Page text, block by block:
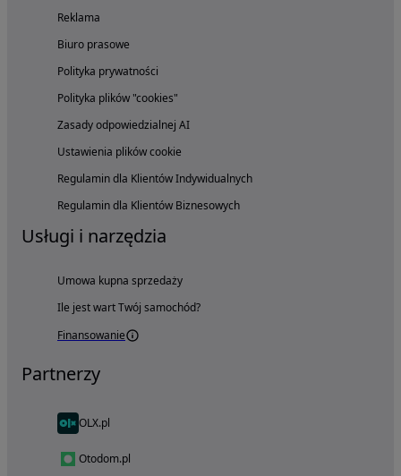
Reklama
Biuro prasowe
Polityka prywatności
Polityka plików "cookies"
Zasady odpowiedzialnej AI
Ustawienia plików cookie
Regulamin dla Klientów Indywidualnych
Regulamin dla Klientów Biznesowych
Usługi i narzędzia
Umowa kupna sprzedaży
Ile jest wart Twój samochód?
Finansowanie
Partnerzy
OLX.pl
Otodom.pl